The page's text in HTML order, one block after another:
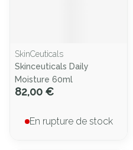
SkinCeuticals
Skinceuticals Daily
Moisture 60ml
82,00 €
En rupture de stock